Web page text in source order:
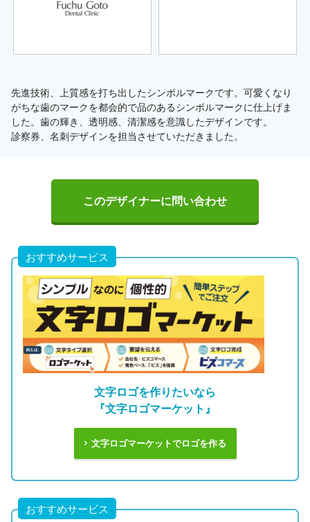
先進技術、上質感を打ち出したシンボルマークです。可愛くなり
がちな歯のマークを都会的で品のあるシンボルマークに仕上げま
した。歯の輝き、透明感、清潔感を意識したデザインです。
診察券、名刺デザインを担当させていただきました。
このデザイナーに問い合わせ
おすすめサービス
文字ロゴを作りたいなら
『文字ロゴマーケット』
文字ロゴマーケットでロゴを作る
おすすめサービス